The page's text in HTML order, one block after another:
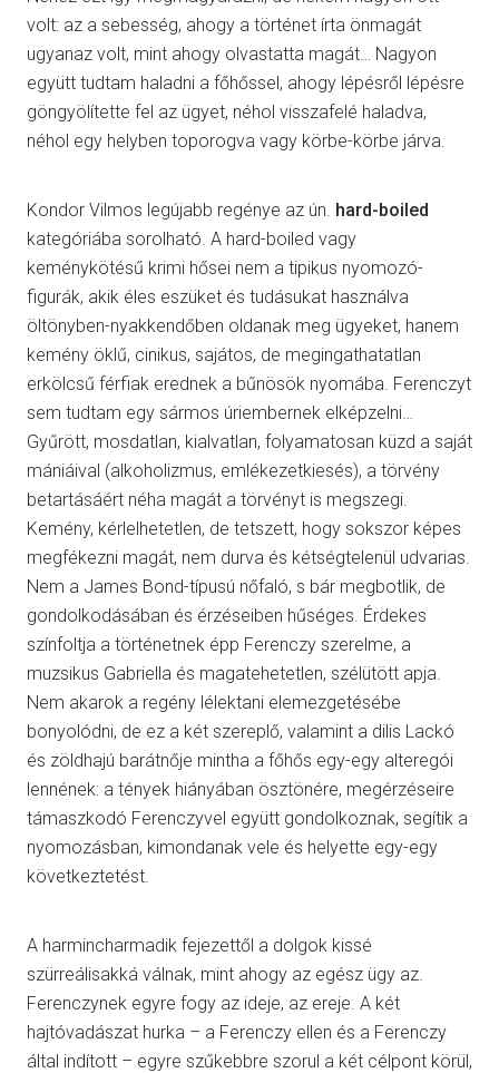
volt: az a sebesség, ahogy a történet írta önmagát
ugyanaz volt, mint ahogy olvastatta magát… Nagyon
együtt tudtam haladni a főhőssel, ahogy lépésről lépésre
göngyölítette fel az ügyet, néhol visszafelé haladva,
néhol egy helyben toporogva vagy körbe-körbe járva.
Kondor Vilmos legújabb regénye az ún. hard-boiled
kategóriába sorolható. A hard-boiled vagy
keménykötésű krimi hősei nem a tipikus nyomozó-
figurák, akik éles eszüket és tudásukat használva
öltönyben-nyakkendőben oldanak meg ügyeket, hanem
kemény öklű, cinikus, sajátos, de megingathatatlan
erkölcsű férfiak erednek a bűnösök nyomába. Ferenczyt
sem tudtam egy sármos úriembernek elképzelni…
Gyűrött, mosdatlan, kialvatlan, folyamatosan küzd a saját
mániáival (alkoholizmus, emlékezetkiesés), a törvény
betartásáért néha magát a törvényt is megszegi.
Kemény, kérlelhetetlen, de tetszett, hogy sokszor képes
megfékezni magát, nem durva és kétségtelenül udvarias.
Nem a James Bond-típusú nőfaló, s bár megbotlik, de
gondolkodásában és érzéseiben hűséges. Érdekes
színfoltja a történetnek épp Ferenczy szerelme, a
muzsikus Gabriella és magatehetetlen, szélütött apja.
Nem akarok a regény lélektani elemezgetésébe
bonyolódni, de ez a két szereplő, valamint a dilis Lackó
és zöldhajú barátnője mintha a főhős egy-egy alteregói
lennének: a tények hiányában ösztönére, megérzéseire
támaszkodó Ferenczyvel együtt gondolkoznak, segítik a
nyomozásban, kimondanak vele és helyette egy-egy
következtetést.
A harmincharmadik fejezettől a dolgok kissé
szürreálisakká válnak, mint ahogy az egész ügy az.
Ferenczynek egyre fogy az ideje, az ereje. A két
hajtóvadászat hurka – a Ferenczy ellen és a Ferenczy
által indított – egyre szűkebbre szorul a két célpont körül,